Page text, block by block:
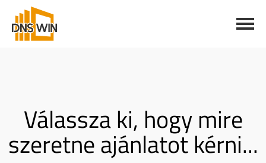
Válassza ki, hogy mire
szeretne ajánlatot kérni...